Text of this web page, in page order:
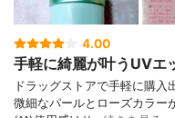
4.00
手軽に綺麗が叶うUVエ
ドラッグストアで手軽に購
微細なパールとローズカラー